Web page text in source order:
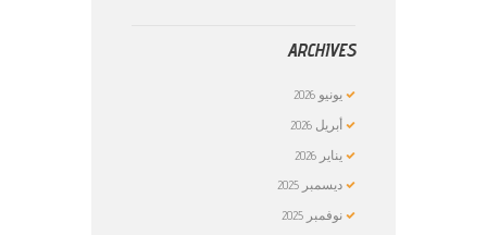
ARCHIVES
يونيو2026
أبريل2026
يناير2026
ديسمبر2025
نوفمبر2025